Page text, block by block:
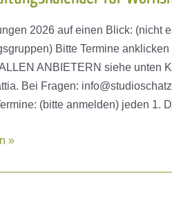
2026 auf einen Blick: (nicht
Bitte Termine
ANBIETERN siehe unten
Bei Fragen:
(bitte anmelden) jeden 1.
»